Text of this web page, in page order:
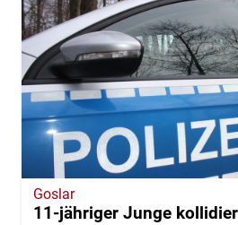
Goslar
11-jähriger Junge